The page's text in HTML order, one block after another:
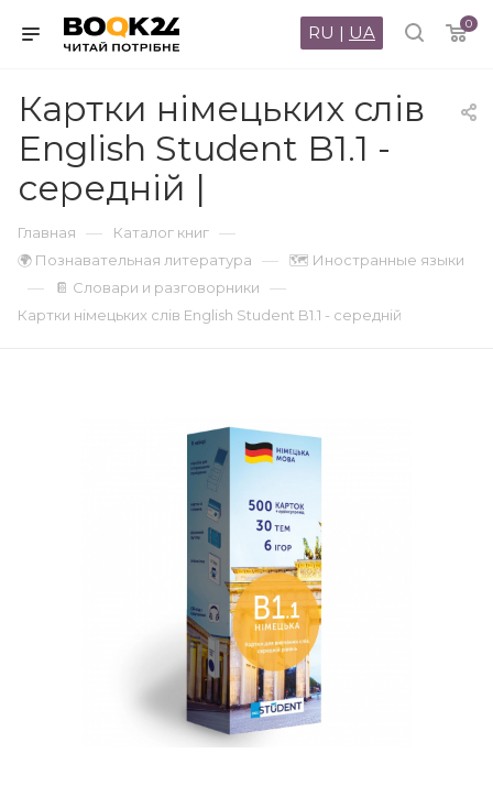
0
RU | UA
Картки німецьких слів
English Student B1.1 -
середній |
Главная — Каталог книг —
🌍 Познавательная литература — 🗺 Иностранные языки
— 📔 Словари и разговорники —
Картки німецьких слів English Student B1.1 - середній